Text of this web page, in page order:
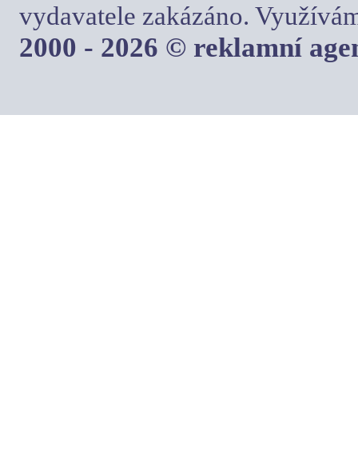
vydavatele zakázáno.
2000 - 2026 © reklamní